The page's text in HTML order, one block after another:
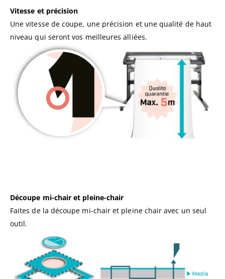
Vitesse et précision
Une vitesse de coupe, une précision et une qualité de haut
niveau qui seront vos meilleures alliées.
Découpe mi-chair et pleine-chair
Faites de la découpe mi-chair et pleine chair avec un seul
outil.